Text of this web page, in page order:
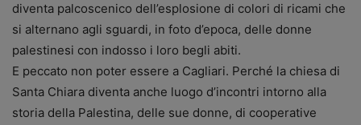
diventa palcoscenico dell’esplosione di colori di ricami che
si alternano agli sguardi, in foto d’epoca, delle donne
palestinesi con indosso i loro begli abiti.
E peccato non poter essere a Cagliari. Perché la chiesa di
Santa Chiara diventa anche luogo d’incontri intorno alla
storia della Palestina, delle sue donne, di cooperative